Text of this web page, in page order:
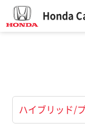
Honda